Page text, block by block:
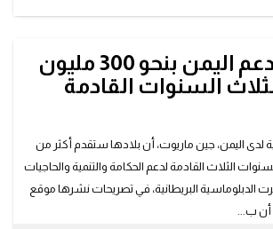
بريطانيا ستدعم اليمن بنحو 300 مليون
السنوات القادمة
لدى اليمن، جين ماريوت، أن بلادها ستقدم أكثر من
الثلاث القادمة لدعم الحكامة والتنمية والحاجيات
الدبلوماسية البريطانية، في تصريحات نشرها موقع
أن ب...